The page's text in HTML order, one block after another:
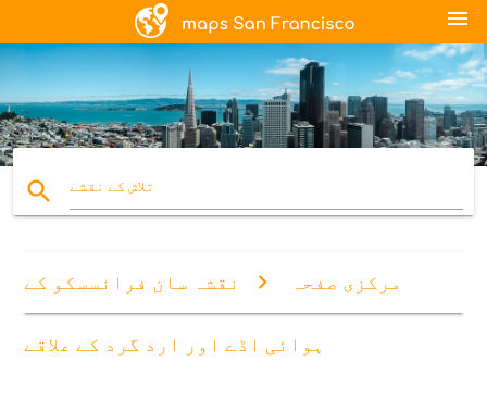
menu
search تلاش کے نقشے
مرکزی صفحہ نقشہ سان فرانسسکو کے
ہوائی اڈے اور ارد گرد کے علاقے